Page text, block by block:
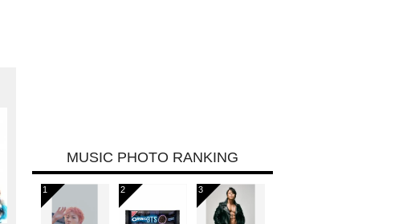
MUSIC PHOTO RANKING